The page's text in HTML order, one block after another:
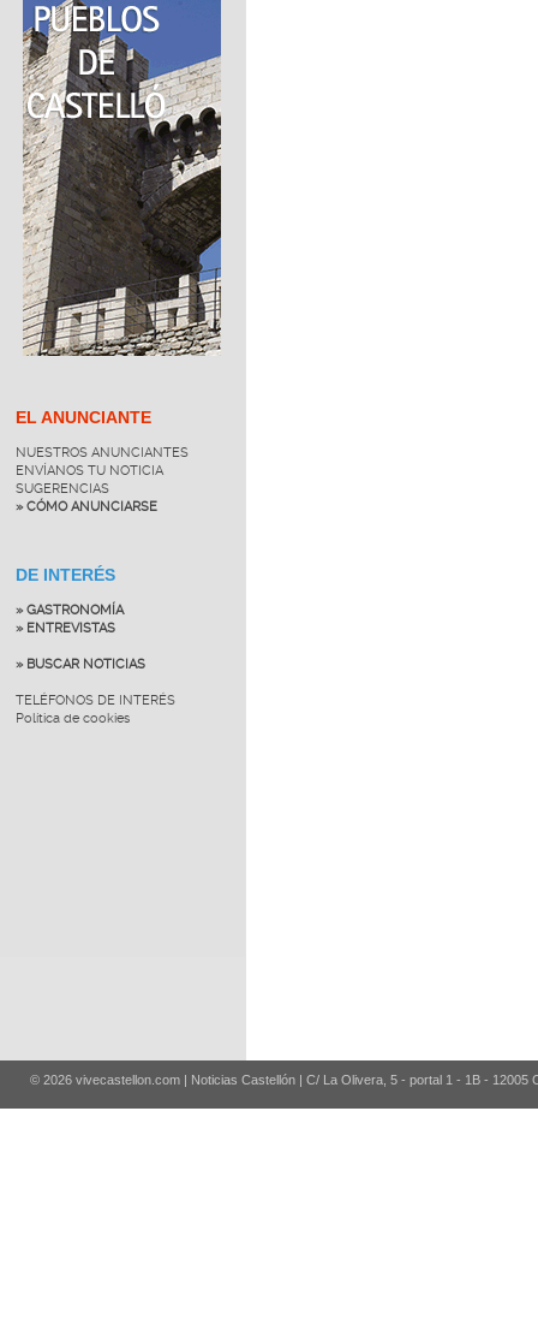
EL ANUNCIANTE
NUESTROS ANUNCIANTES
ENVÍANOS TU NOTICIA
SUGERENCIAS
» CÓMO ANUNCIARSE
DE INTERÉS
» GASTRONOMÍA
» ENTREVISTAS
» BUSCAR NOTICIAS
TELÉFONOS DE INTERÉS
Política de cookies
© 2026 vivecastellon.com | Noticias Castellón | C/ La Olivera, 5 - portal 1 - 1B - 12005